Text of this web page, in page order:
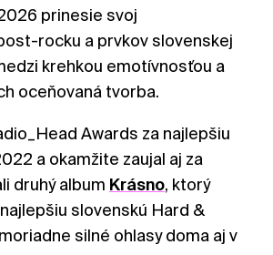
prinesie svoj
rocku a prvkov slovenskej
krehkou emotívnosťou a
oceňovaná tvorba.
Awards za najlepšiu
a okamžite zaujal aj za
druhý album Krásno, ktorý
slovenskú Hard &
silné ohlasy doma aj v